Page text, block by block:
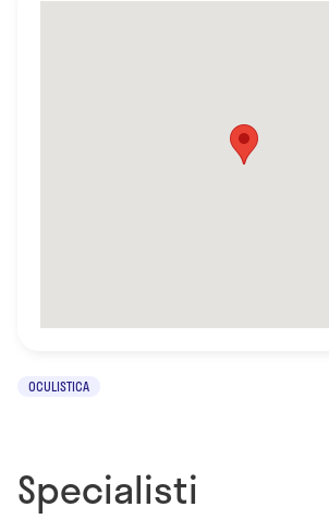
OCULISTICA
Specialisti